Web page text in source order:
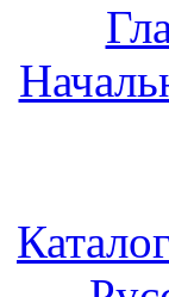
Каталог